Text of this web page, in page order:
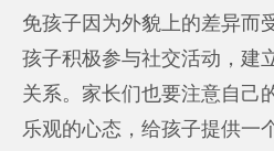
免孩子因为外貌上的差异而
孩子积极参与社交活动，建
关系。家长们也要注意自己
乐观的心态，给孩子提供一